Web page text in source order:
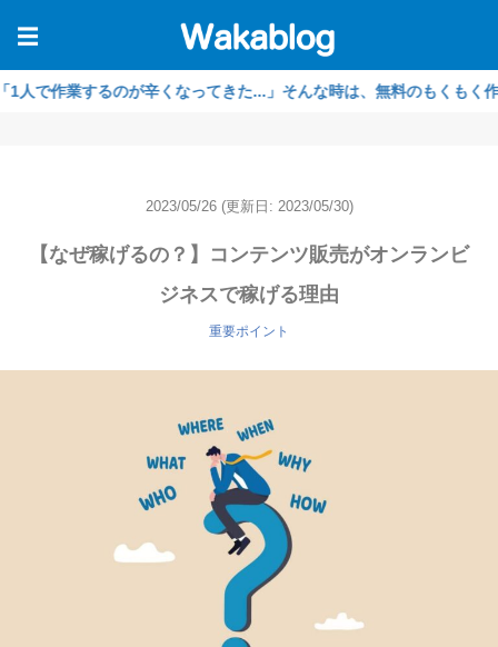
☰
が辛くなってきた...」そんな時は、無料のもくもく作業会をご利用
2023/05/26 (更新日: 2023/05/30)
【なぜ稼げるの？】コンテンツ販売がオンランビ
ジネスで稼げる理由
重要ポイント